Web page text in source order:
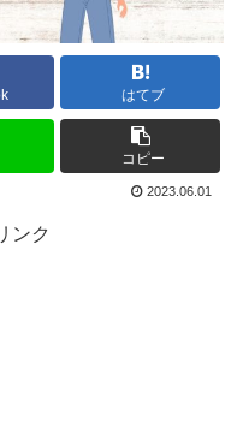
はてブ
コピー
2023.06.01
ンク